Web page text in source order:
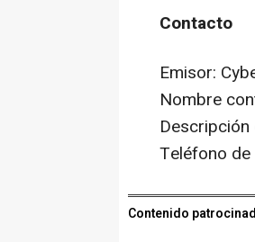
Contacto
Emisor:
Nombre
Teléfono
Contenido